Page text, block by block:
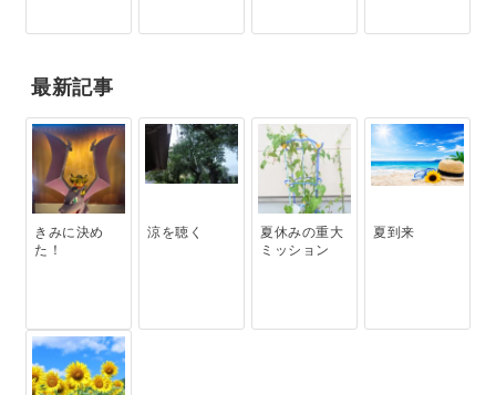
最新記事
きみに決め
た！
涼を聴く
夏休みの重大
ミッション
夏到来